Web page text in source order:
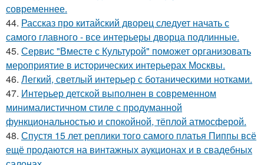
современнее.
44. Рассказ про китайский дворец следует начать с
самого главного - все интерьеры дворца подлинные.
45. Сервис "Вместе с Культурой" поможет организовать
мероприятие в исторических интерьерах Москвы.
46. Легкий, светлый интерьер с ботаническими нотками.
47. Интерьер детской выполнен в современном
минималистичном стиле с продуманной
функциональностью и спокойной, тёплой атмосферой.
48. Спустя 15 лет реплики того самого платья Пиппы всё
ещё продаются на винтажных аукционах и в свадебных